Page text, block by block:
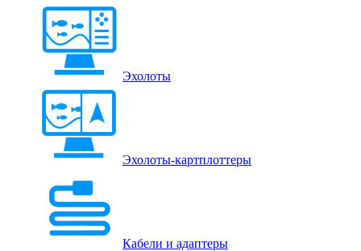
Эхолоты
Эхолоты-картплоттеры
Кабели и адаптеры